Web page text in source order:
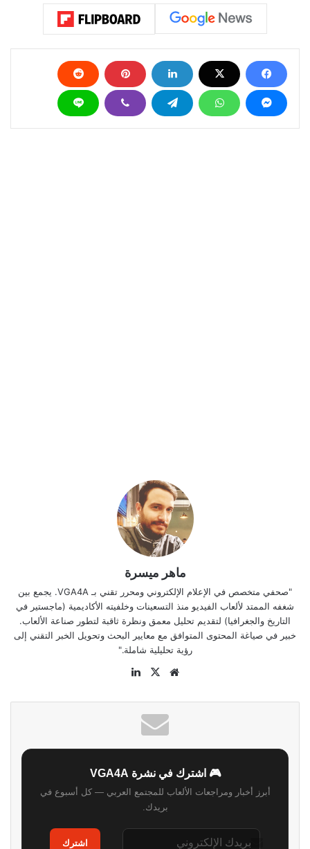
ماهر ميسرة
"صحفي متخصص في الإعلام الإلكتروني ومحرر تقني بـ VGA4A. يجمع بين
شغفه الممتد لألعاب الفيديو منذ التسعينات وخلفيته الأكاديمية (ماجستير في
التاريخ والجغرافيا) لتقديم تحليل معمق ونظرة ثاقبة لتطور صناعة الألعاب.
خبير في صياغة المحتوى المتوافق مع معايير البحث وتحويل الخبر التقني إلى
رؤية تحليلية شاملة."
موقع
‫X
🎮 اشترك في نشرة VGA4A
أبرز أخبار ومراجعات الألعاب للمجتمع العربي — كل أسبوع في
بريدك.
اشترك